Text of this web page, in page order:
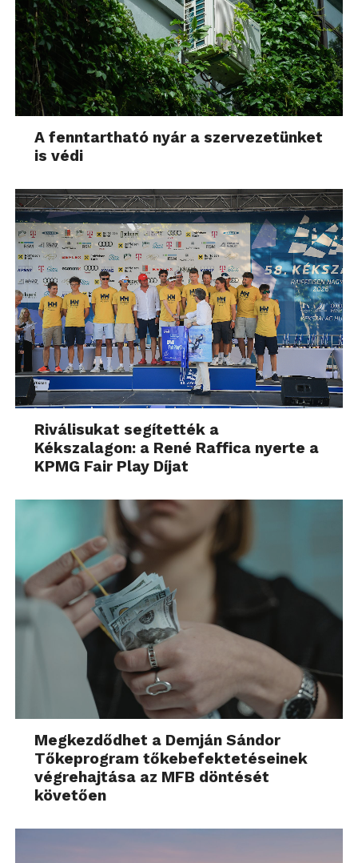
A fenntartható nyár a szervezetünket
is védi
Riválisukat segítették a
Kékszalagon: a René Raffica nyerte a
KPMG Fair Play Díjat
Megkezdődhet a Demján Sándor
Tőkeprogram tőkebefektetéseinek
végrehajtása az MFB döntését
követően